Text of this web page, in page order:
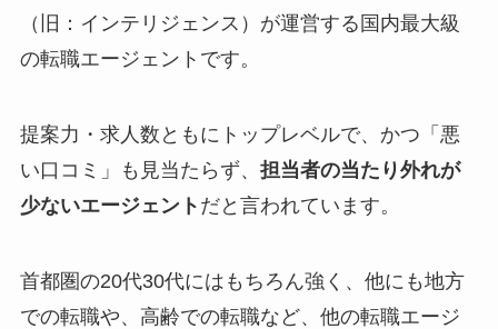
（旧：インテリジェンス）が運営する国内最大級
の転職エージェントです。
提案力・求人数ともにトップレベルで、かつ「悪
い口コミ」も見当たらず、 担当者の当たり外れが
少ないエージェント だと言われています。
首都圏の20代30代にはもちろん強く、他にも地方
での転職や、高齢での転職など、他の転職エージ